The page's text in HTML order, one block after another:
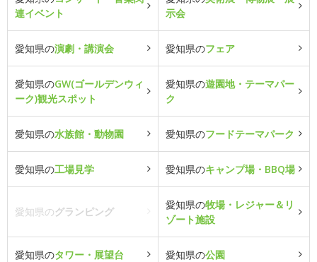
連イベント
示会
愛知県の演劇・講演会 愛知県のフェア
愛知県のGW(ゴールデンウィ
ーク)観光スポット
愛知県の遊園地・テーマパー
ク
愛知県の水族館・動物園 愛知県のフードテーマパーク
愛知県の工場見学 愛知県のキャンプ場・BBQ場
愛知県のグランピング
愛知県の牧場・レジャー＆リ
ゾート施設
愛知県のタワー・展望台 愛知県の公園